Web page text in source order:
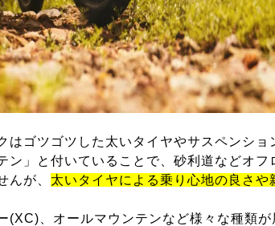
はゴツゴツした太いタイヤやサスペンシ
ン」と付いていることで、砂利道などオ
んが、 太いタイヤによる乗り心地の良さ
(XC)、オールマウンテンなど様々な種類